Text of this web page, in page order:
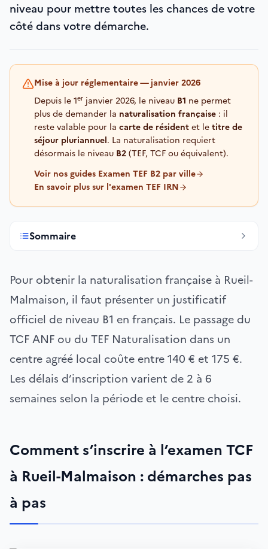
niveau pour mettre toutes les chances de votre
côté dans votre démarche.
Mise à jour réglementaire — janvier 2026
Depuis le 1er janvier 2026, le niveau B1 ne permet
plus de demander la naturalisation française : il
reste valable pour la carte de résidentet letitre de
séjour pluriannuel. La naturalisation requiert
désormais le niveau B2(TEF, TCF ou équivalent).
Voir nos guides Examen TEF B2 par ville
En savoir plus sur l'examen TEF IRN
Sommaire
Pour obtenir la naturalisation française à Rueil-
Malmaison, il faut présenter un justificatif
officiel de niveau B1 en français. Le passage du
TCF ANF ou du TEF Naturalisation dans un
centre agréé local coûte entre 140 € et 175 €.
Les délais d’inscription varient de 2 à 6
semaines selon la période et le centre choisi.
Comment s’inscrire à l’examen TCF
à Rueil-Malmaison : démarches pas
à pas